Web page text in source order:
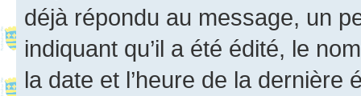
déjà répondu au message, un
indiquant qu’il a été édité, le
la date et l’heure de la dernière